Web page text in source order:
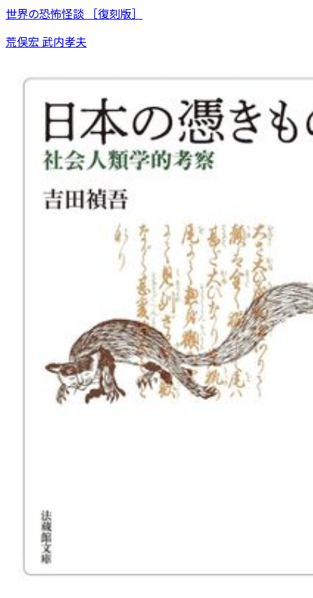
世界の恐怖怪談 ［復刻版］
荒俣宏 武内孝夫